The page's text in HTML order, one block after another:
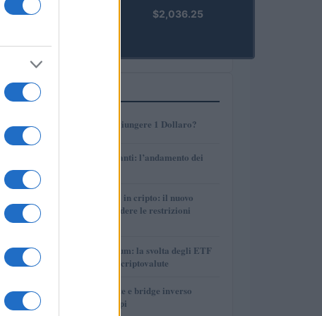
PRIME)
$2,036.25
PIÙ LETTI
1 AMP: Potrà Raggiungere 1 Dollaro?
Petrolio e carburanti: l’andamento dei
3
Finanza parallela in cripto: il nuovo
strumento per eludere le restrizioni
4
Bitcoin vs Ethereum: la svolta degli ETF
nel mercato delle criptovalute
5
Perps, funding rate e bridge inverso
spiegati con esempi